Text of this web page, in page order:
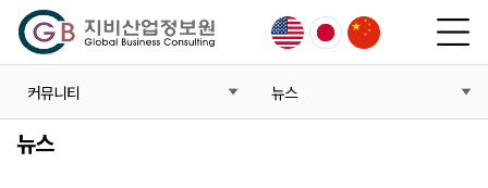
커뮤니티 뉴스
뉴스